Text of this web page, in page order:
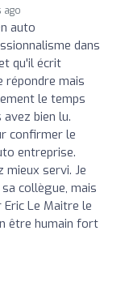
ago
auto
dans
qu'il écrit
répondre mais
le temps
bien lu.
confirmer le
entreprise.
servi. Je
collègue, mais
Le Maitre le
être humain fort